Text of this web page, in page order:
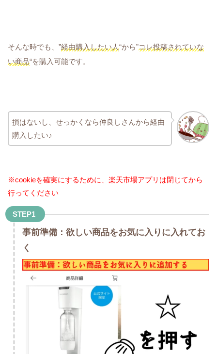
そんな時でも、”経由購入したい人“から”コレ投稿されていな
い商品“を購入可能です。
損はないし、せっかくなら仲良しさんから経由
購入したい♪
※cookieを確実にするために、楽天市場アプリは閉じてから
行ってください
STEP1
事前準備：欲しい商品をお気に入りに入れてお
く